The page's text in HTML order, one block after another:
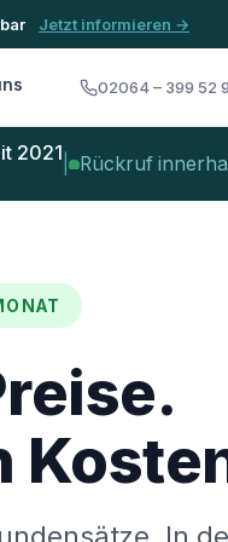
Jetzt informieren →
02064 – 399 52
2021 | Rückruf
In